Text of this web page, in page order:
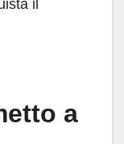
il
a